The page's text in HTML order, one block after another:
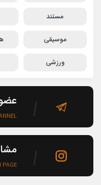
مستند
موسیقی
ورزشی
PAGE